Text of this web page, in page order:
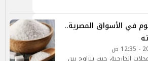
في الأسواق المصرية..
الخارجية، حيث يتراوح بين